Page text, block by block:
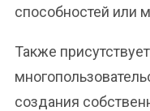
способностей или
Также
создания